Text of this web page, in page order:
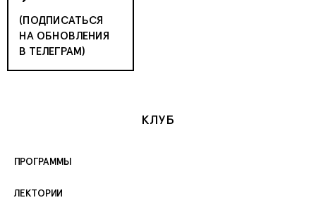
(ПОДПИСАТЬСЯ
НА ОБНОВЛЕНИЯ
В ТЕЛЕГРАМ)
КЛУБ
ПРОГРАММЫ
ЛЕКТОРИИ